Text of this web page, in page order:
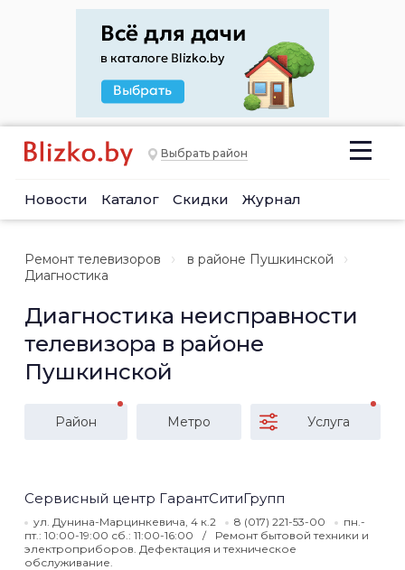
Выбрать район
Новости Каталог Скидки Журнал
Ремонт телевизоров
в районе Пушкинской
Диагностика
Диагностика неисправности
телевизора в районе
Пушкинской
Район Метро Услуга
Сервисный центр ГарантСитиГрупп
ул. Дунина-Марцинкевича, 4 к.2 8 (017) 221-53-00
пн.-
пт.: 10:00-19:00 сб.: 11:00-16:00
Ремонт бытовой техники и
электроприборов. Дефектация и техническое
обслуживание.